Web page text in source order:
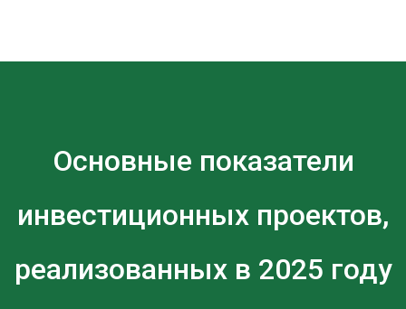
Основные показатели
инвестиционных проектов,
реализованных в 2025 году